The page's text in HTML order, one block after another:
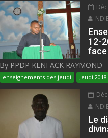
12-
face
By PPDP KENFACK RAYMOND
enseignements des jeudi Jeudi 2018
Le